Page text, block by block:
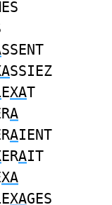
SSENT
SSIEZ
EXAT
A
AIENT
ERAIT
XA
XAGES